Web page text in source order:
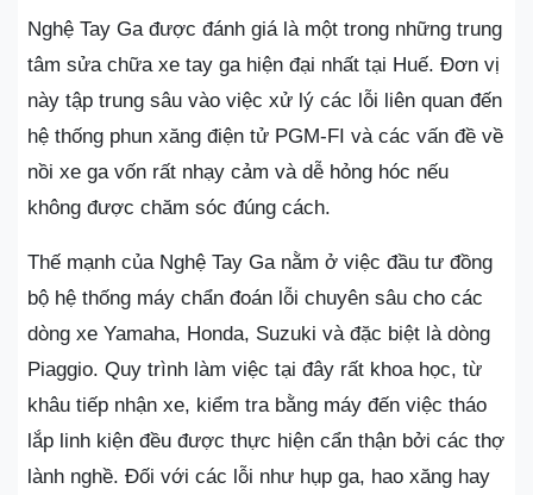
Nghệ Tay Ga được đánh giá là một trong những trung
tâm sửa chữa xe tay ga hiện đại nhất tại Huế. Đơn vị
này tập trung sâu vào việc xử lý các lỗi liên quan đến
hệ thống phun xăng điện tử PGM-FI và các vấn đề về
nồi xe ga vốn rất nhạy cảm và dễ hỏng hóc nếu
không được chăm sóc đúng cách.
Thế mạnh của Nghệ Tay Ga nằm ở việc đầu tư đồng
bộ hệ thống máy chẩn đoán lỗi chuyên sâu cho các
dòng xe Yamaha, Honda, Suzuki và đặc biệt là dòng
Piaggio. Quy trình làm việc tại đây rất khoa học, từ
khâu tiếp nhận xe, kiểm tra bằng máy đến việc tháo
lắp linh kiện đều được thực hiện cẩn thận bởi các thợ
lành nghề. Đối với các lỗi như hụp ga, hao xăng hay